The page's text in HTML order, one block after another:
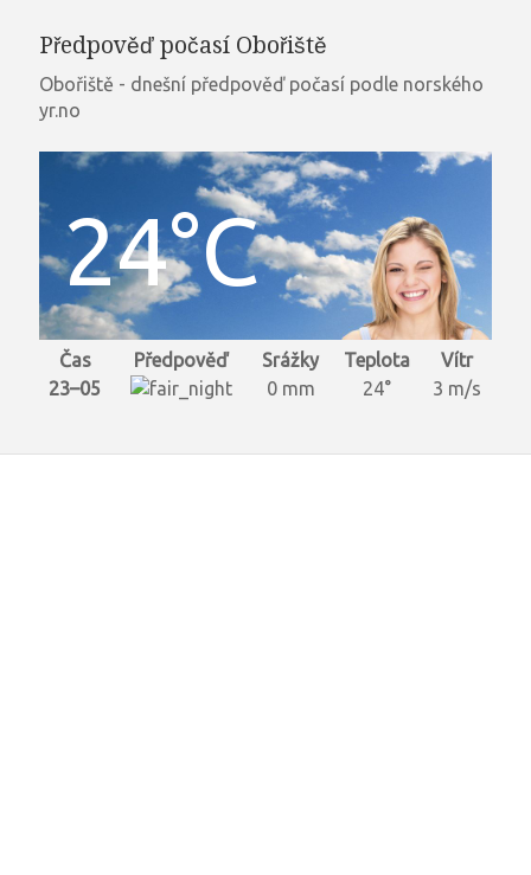
Předpověď počasí Obořiště
Obořiště - dnešní předpověď počasí podle norského
yr.no
24°C
Čas Předpověď Srážky Teplota
Vítr
23–05
0 mm 24° 3 m/s